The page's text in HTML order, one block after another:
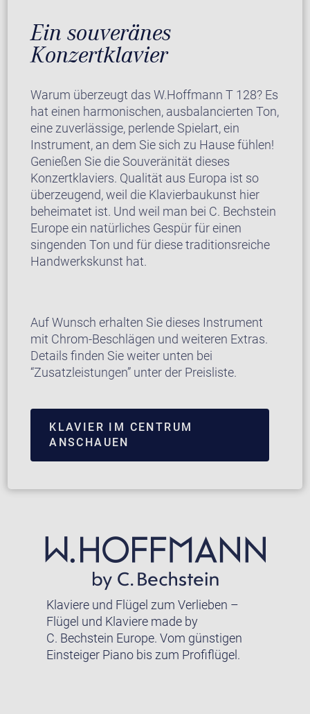
Ein souveränes
Konzertklavier
Warum überzeugt das W.Hoffmann T 128? Es
hat einen harmonischen, ausbalancierten Ton,
eine zuverlässige, perlende Spielart, ein
Instrument, an dem Sie sich zu Hause fühlen!
Genießen Sie die Souveränität dieses
Konzertklaviers. Qualität aus Europa ist so
überzeugend, weil die Klavierbaukunst hier
beheimatet ist. Und weil man bei C. Bechstein
Europe ein natürliches Gespür für einen
singenden Ton und für diese traditionsreiche
Handwerkskunst hat.
Auf Wunsch erhalten Sie dieses Instrument
mit Chrom-Beschlägen und weiteren Extras.
Details finden Sie weiter unten bei
“Zusatzleistungen” unter der Preisliste.
KLAVIER IM CENTRUM
ANSCHAUEN
Klaviere und Flügel zum Verlieben –
Flügel und Klaviere made by
C. Bechstein Europe. Vom günstigen
Einsteiger Piano bis zum Profiflügel.